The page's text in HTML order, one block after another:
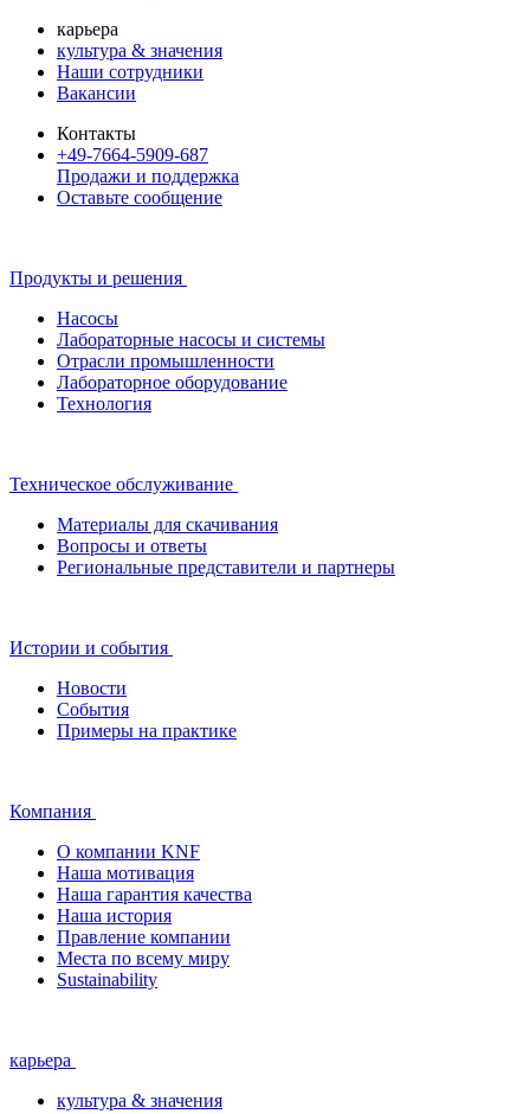
карьера
культура & значения
Наши сотрудники
Вакансии
Контакты
+49-7664-5909-687
Продажи и поддержка
Оставьте сообщение
Продукты и решения
Насосы
Лабораторные насосы и системы
Отрасли промышленности
Лабораторное оборудование
Технология
Техническое обслуживание
Материалы для скачивания
Вопросы и ответы
Региональные представители и партнеры
Истории и события
Новости
События
Примеры на практике
Компания
О компании KNF
Наша мотивация
Наша гарантия качества
Наша история
Правление компании
Места по всему миру
Sustainability
карьера
культура & значения